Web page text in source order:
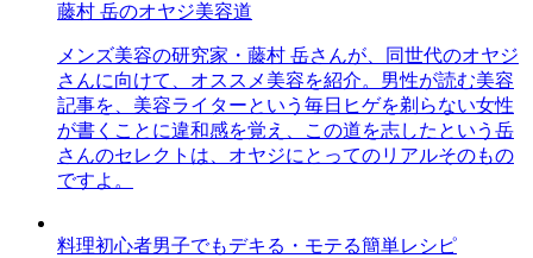
藤村 岳のオヤジ美容道
メンズ美容の研究家・藤村 岳さんが、同世代のオヤジ
さんに向けて、オススメ美容を紹介。男性が読む美容
記事を、美容ライターという毎日ヒゲを剃らない女性
が書くことに違和感を覚え、この道を志したという岳
さんのセレクトは、オヤジにとってのリアルそのもの
ですよ。
料理初心者男子でもデキる・モテる簡単レシピ